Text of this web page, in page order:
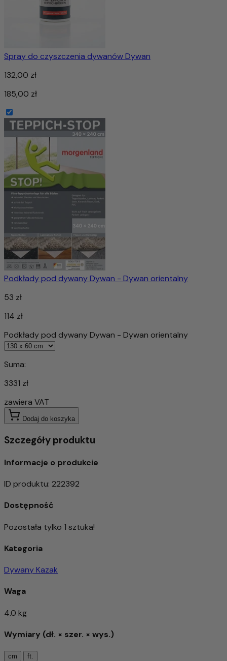
Spray do czyszczenia dywanów Dywan
132,00 zł
185,00 zł
Podkłady pod dywany Dywan - Dywan orientalny
53 zł
114 zł
Podkłady pod dywany Dywan - Dywan orientalny
Suma:
3331 zł
zawiera VAT
Dodaj do koszyka
Szczegóły produktu
Informacje o produkcie
ID produktu: 222392
Dostępność
Pozostała tylko 1 sztuka!
Kategoria
Dywany Kazak
Waga
4.0 kg
Wymiary (dł. × szer. × wys.)
cm ft.